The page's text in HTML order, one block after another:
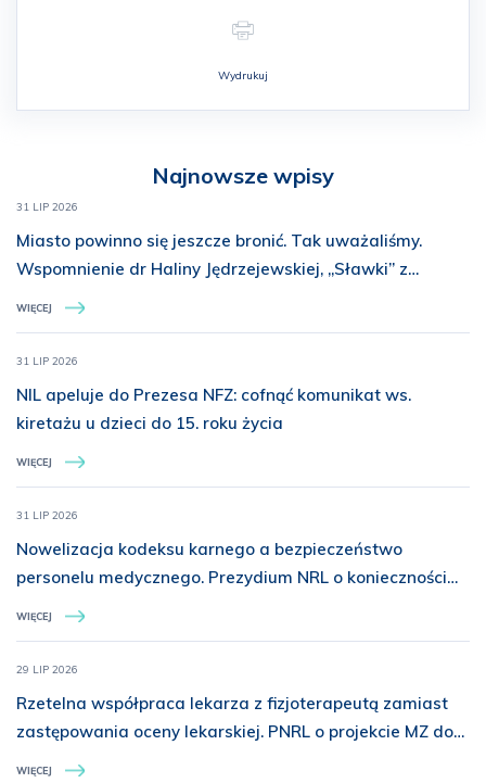
Najnowsze wpisy
31 LIP 2026
Miasto powinno się jeszcze bronić. Tak uważaliśmy.
Wspomnienie dr Haliny Jędrzejewskiej, „Sławki” z
Batalionu „Miotła”
WIĘCEJ
31 LIP 2026
NIL apeluje do Prezesa NFZ: cofnąć komunikat ws.
kiretażu u dzieci do 15. roku życia
WIĘCEJ
31 LIP 2026
Nowelizacja kodeksu karnego a bezpieczeństwo
personelu medycznego. Prezydium NRL o konieczności
rozszerzenia ochrony prawnej
WIĘCEJ
29 LIP 2026
Rzetelna współpraca lekarza z fizjoterapeutą zamiast
zastępowania oceny lekarskiej. PNRL o projekcie MZ dot.
świadczeń z zakresu rehabilitacji medycznej
WIĘCEJ
Wydrukuj